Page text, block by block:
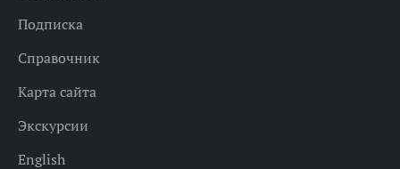
Подписка
Справочник
Карта сайта
Экскурсии
English